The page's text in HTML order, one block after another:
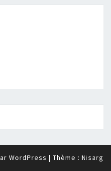
WordPress | Thème : Nisarg